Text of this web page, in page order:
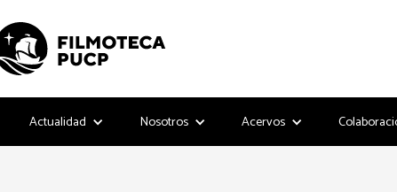
Actualidad Nosotros Acervos